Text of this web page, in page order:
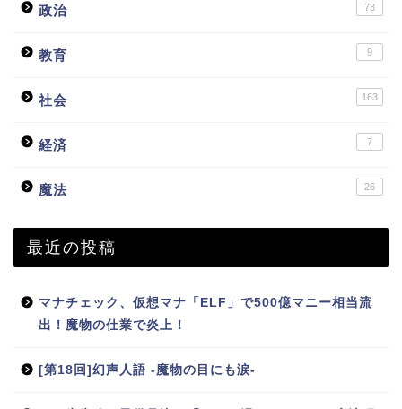
政治 73
教育 9
社会 163
経済 7
魔法 26
最近の投稿
マナチェック、仮想マナ「ELF」で500億マニー相当流
出！魔物の仕業で炎上！
[第18回]幻声人語 -魔物の目にも涙-